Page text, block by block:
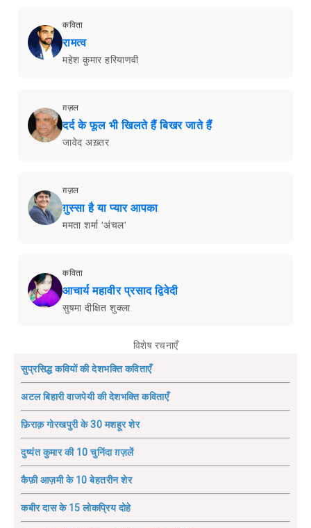
कविता
रामत्व
महेश कुमार हरियाणवी
ग़ज़ल
दर्द के फूल भी खिलते हैं बिखर जाते हैं
जावेद अख़्तर
ग़ज़ल
ग़ुस्सा है या प्यार आपका
ममता शर्मा 'अंचल'
कविता
आचार्य महावीर प्रसाद द्विवेदी
सुषमा दीक्षित शुक्ला
विशेष रचनाएँ
सुप्रसिद्ध कवियों की देशभक्ति कविताएँ
अटल बिहारी वाजपेयी की देशभक्ति कविताएँ
फ़िराक़ गोरखपुरी के 30 मशहूर शेर
दुष्यंत कुमार की 10 चुनिंदा ग़ज़लें
कैफ़ी आज़मी के 10 बेहतरीन शेर
कबीर दास के 15 लोकप्रिय दोहे